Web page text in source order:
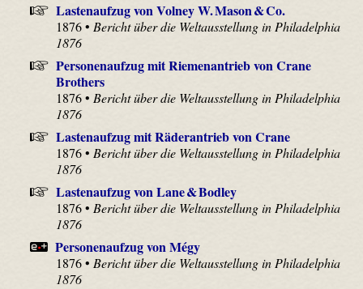
Lastenaufzug von Volney W. Mason & Co.
1876 •Bericht über die Weltausstellung in Philadelphia
1876
Personenaufzug mit Riemenantrieb von Crane
Brothers
1876 •Bericht über die Weltausstellung in Philadelphia
1876
Lastenaufzug mit Räderantrieb von Crane
1876 •Bericht über die Weltausstellung in Philadelphia
1876
Lastenaufzug von Lane & Bodley
1876 •Bericht über die Weltausstellung in Philadelphia
1876
Personenaufzug von Mégy
1876 •Bericht über die Weltausstellung in Philadelphia
1876